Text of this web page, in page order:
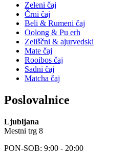
Zeleni čaj
Črni čaj
Beli & Rumeni čaj
Oolong & Pu erh
Zeliščni & ajurvedski
Mate čaj
Rooibos čaj
Sadni čaj
Matcha čaj
Poslovalnice
Ljubljana
Mestni trg 8
PON-SOB: 9:00 - 20:00